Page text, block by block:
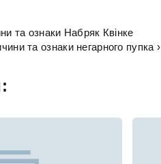
та ознаки Набряк Квінке
та ознаки негарного пупка ›